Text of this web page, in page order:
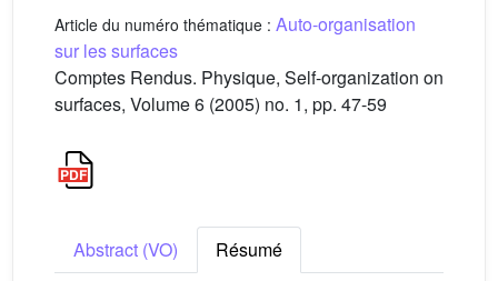
Article du numéro thématique : Auto-organisation
sur les surfaces
Comptes Rendus. Physique, Self-organization on
surfaces, Volume 6 (2005) no. 1, pp. 47-59
Abstract (VO)
Résumé